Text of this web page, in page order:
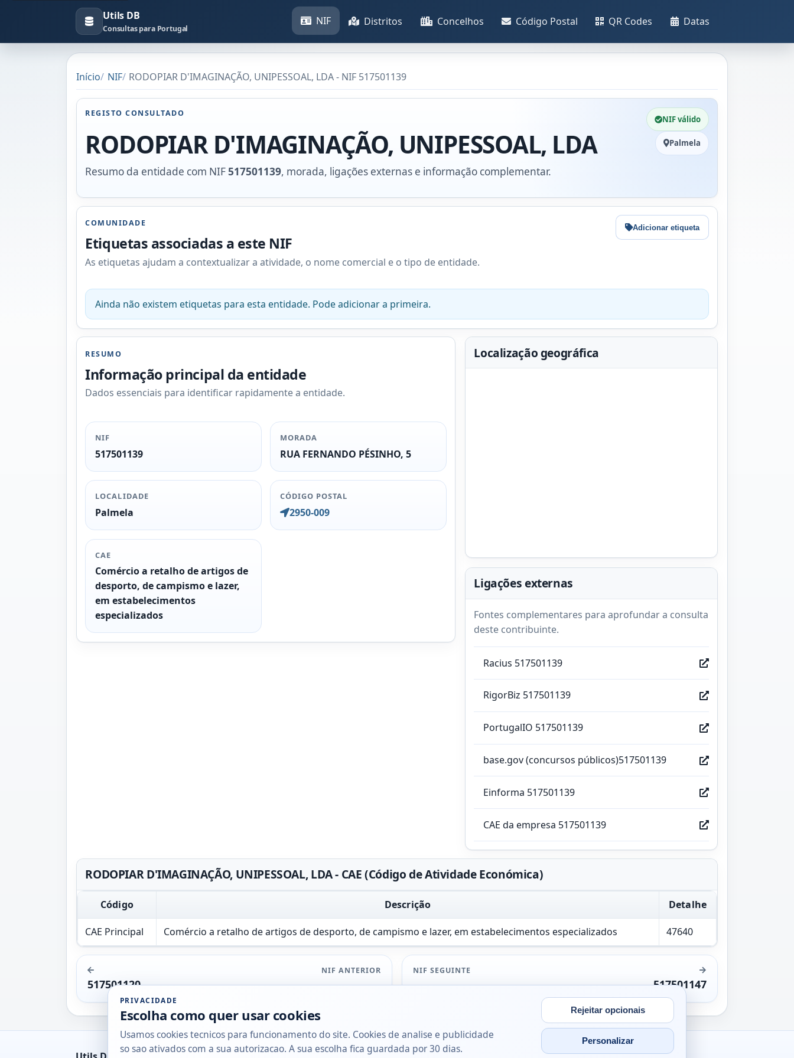
Utils DB
Consultas para Portugal
NIF Distritos Concelhos Código Postal QR Codes Datas
Início NIF RODOPIAR D'IMAGINAÇÃO, UNIPESSOAL, LDA - NIF 517501139
REGISTO CONSULTADO
RODOPIAR D'IMAGINAÇÃO, UNIPESSOAL, LDA
Resumo da entidade com NIF517501139, morada, ligações externas e informação complementar.
NIF válido
Palmela
COMUNIDADE
Etiquetas associadas a este NIF
As etiquetas ajudam a contextualizar a atividade, o nome comercial e o tipo de entidade.
Adicionar etiqueta
Ainda não existem etiquetas para esta entidade. Pode adicionar a primeira.
RESUMO
Informação principal da entidade
Dados essenciais para identificar rapidamente a entidade.
NIF
517501139
MORADA
RUA FERNANDO PÉSINHO, 5
LOCALIDADE
Palmela
CÓDIGO POSTAL
2950-009
CAE
Comércio a retalho de artigos de
desporto, de campismo e lazer,
em estabelecimentos
especializados
Localização geográfica
Ligações externas
Fontes complementares para aprofundar a consulta
deste contribuinte.
Racius 517501139
RigorBiz 517501139
PortugalIO 517501139
base.gov (concursos públicos)517501139
Einforma 517501139
CAE da empresa 517501139
RODOPIAR D'IMAGINAÇÃO, UNIPESSOAL, LDA - CAE (Código de Atividade Económica)
Código Descrição Detalhe
CAE Principal Comércio a retalho de artigos de desporto, de campismo e lazer, em estabelecimentos especializados 47640
NIF ANTERIOR
517501120
NIF SEGUINTE
517501147
PRIVACIDADE
Escolha como quer usar cookies
Usamos cookies tecnicos para funcionamento do site. Cookies de analise e publicidade
so sao ativados com a sua autorizacao. A sua escolha fica guardada por 30 dias.
Rejeitar opcionais
Personalizar